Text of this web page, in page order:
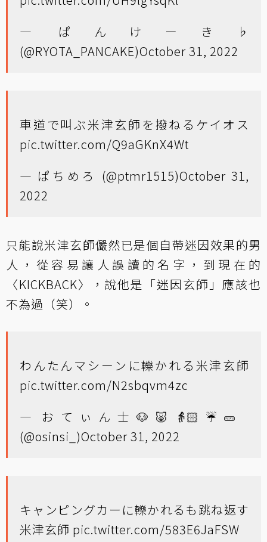
— ぱんけーき♭
(@RYOTA_PANCAKE)October 31, 2022
車道で叫ぶ米津玄師を撥ねるケイオス
pic.twitter.com/Q9aGKnX4Wt
— ぱちめろ (@ptmr1515)October 31,
2022
只能說米津玄師儼然已是個自帶迷因效果的男
人，從容易讓人誤讀的名字，到現在的
〈KICKBACK〉，說他是「迷因玄師」應該也
不為過（笑）。
わんたんマシーンに轢かれる米津玄師
pic.twitter.com/N2sbqvm4zc
— おてぃん士🐶🐷👵🏻☔️🥒
(@osinsi_)October 31, 2022
キャンピングカーに轢かれるも跳ね返す
米津玄師 pic.twitter.com/583E6JaFSW